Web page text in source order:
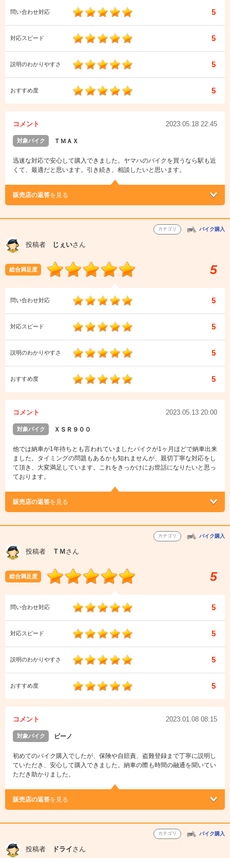
問い合わせ対応 5
対応スピード 5
説明のわかりやすさ 5
おすすめ度 5
コメント 2023.05.18 22:45
対象バイク ＴＭＡＸ
迅速な対応で安心して購入できました。ヤマハのバイクを買うなら駅も近
くて、最適だと思います。引き続き、相談したいと思います。
販売店の返答を見る
カテゴリ バイク購入
投稿者 じぇいさん
総合満足度 5
問い合わせ対応 5
対応スピード 5
説明のわかりやすさ 5
おすすめ度 5
コメント 2023.05.13 20:00
対象バイク ＸＳＲ９００
他では納車が1年待ちとも言われていましたバイクが1ヶ月ほどで納車出来
ました。タイミングの問題もあるかも知れませんが、親切丁寧な対応をし
て頂き、大変満足しています。これをきっかけにお世話になりたいと思っ
ております。
販売店の返答を見る
カテゴリ バイク購入
投稿者 ＴＭさん
総合満足度 5
問い合わせ対応 5
対応スピード 5
説明のわかりやすさ 5
おすすめ度 5
コメント 2023.01.08 08:15
対象バイク ビーノ
初めてのバイク購入でしたが、保険や自賠責、盗難登録まで丁寧に説明し
ていただき、安心して購入できました。納車の際も時間の融通を聞いてい
ただき助かりました。
販売店の返答を見る
カテゴリ バイク購入
投稿者 ドライさん